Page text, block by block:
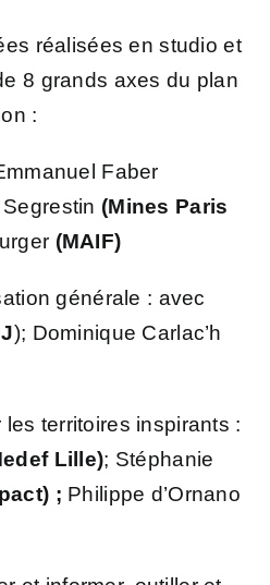
réalisées en studio et
8 grands axes du plan
:
Faber
(Mines Paris
(MAIF)
générale : avec
); Dominique Carlac’h
territoires inspirants :
Lille); Stéphanie
; Philippe d’Ornano